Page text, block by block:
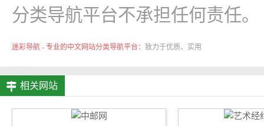
分类导航平台不承担任何责任。
迷彩导航 - 专业的中文网站分类导航平台： 致力于优质、实用
相关网站